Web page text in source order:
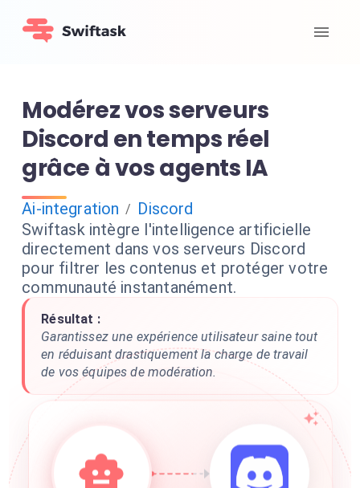
Modérez vos serveurs
Discord en temps réel
grâce à vos agents IA
Ai-integration / Discord
Swiftask intègre l'intelligence artificielle
directement dans vos serveurs Discord
pour filtrer les contenus et protéger votre
communauté instantanément.
Résultat :
Garantissez une expérience utilisateur saine tout
en réduisant drastiquement la charge de travail
de vos équipes de modération.